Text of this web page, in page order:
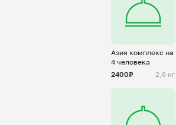
Азия комплекс на
4 человека
2400₽
2,6 кг